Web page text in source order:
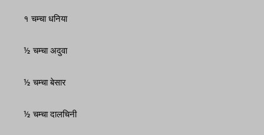
१ चम्चा धनिया
½ चम्चा अदुवा
½ चम्चा बेसार
½ चम्चा दालचिनी